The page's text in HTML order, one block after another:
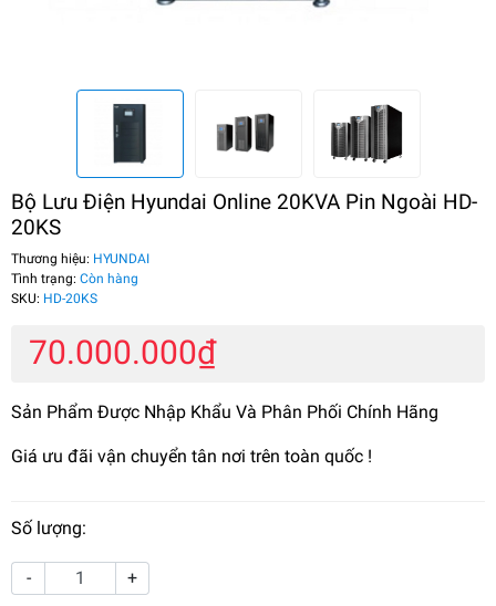
Bộ Lưu Điện Hyundai Online 20KVA Pin Ngoài HD-
20KS
Thương hiệu: HYUNDAI
Tình trạng: Còn hàng
SKU: HD-20KS
70.000.000₫
Sản Phẩm Được Nhập Khẩu Và Phân Phối Chính Hãng
Giá ưu đãi vận chuyển tân nơi trên toàn quốc !
Số lượng:
- +